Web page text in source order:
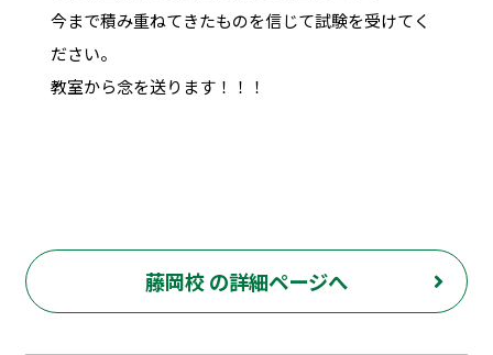
今まで積み重ねてきたものを信じて試験を受けてく
ださい。
教室から念を送ります！！！
藤岡校 の詳細ページへ